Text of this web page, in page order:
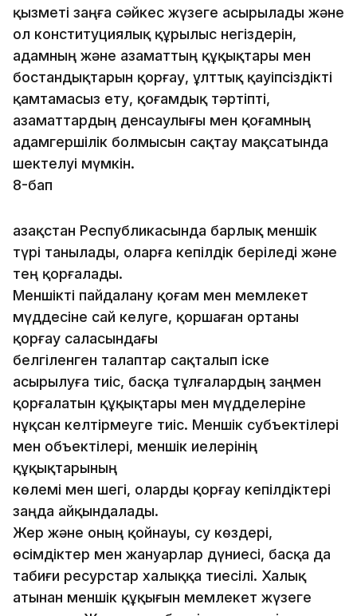
қызметі заңға сәйкес жүзеге асырылады және
ол конституциялық құрылыс негіздерін,
адамның және азаматтың құқықтары мен
бостандықтарын қорғау, ұлттық қауіпсіздікті
қамтамасыз ету, қоғамдық тәртіпті,
азаматтардың денсаулығы мен қоғамның
адамгершілік болмысын сақтау мақсатында
шектелуі мүмкін.
8-бап
Қазақстан Республикасында барлық меншік
түрі танылады, оларға кепілдік беріледі және
тең қорғалады.
Меншікті пайдалану қоғам мен мемлекет
мүддесіне сай келуге, қоршаған ортаны
қорғау саласындағы
белгіленген талаптар сақталып іске
асырылуға тиіс, басқа тұлғалардың заңмен
қорғалатын құқықтары мен мүдделеріне
нұқсан келтірмеуге тиіс. Меншік субъектілері
мен объектілері, меншік иелерінің
құқықтарының
көлемі мен шегі, оларды қорғау кепілдіктері
заңда айқындалады.
Жер жəне оның қойнауы, су көздері,
өсімдіктер мен жануарлар дүниесі, басқа да
табиғи ресурстар халыққа тиесілі. Халық
атынан меншік құқығын мемлекет жүзеге